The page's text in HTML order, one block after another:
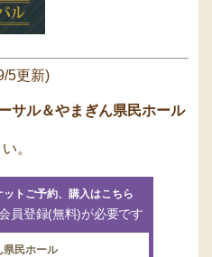
5更新)
サル＆やまぎん県民ホール
。
トご予約、購入はこちら
員登録(無料)が必要です
県民ホール